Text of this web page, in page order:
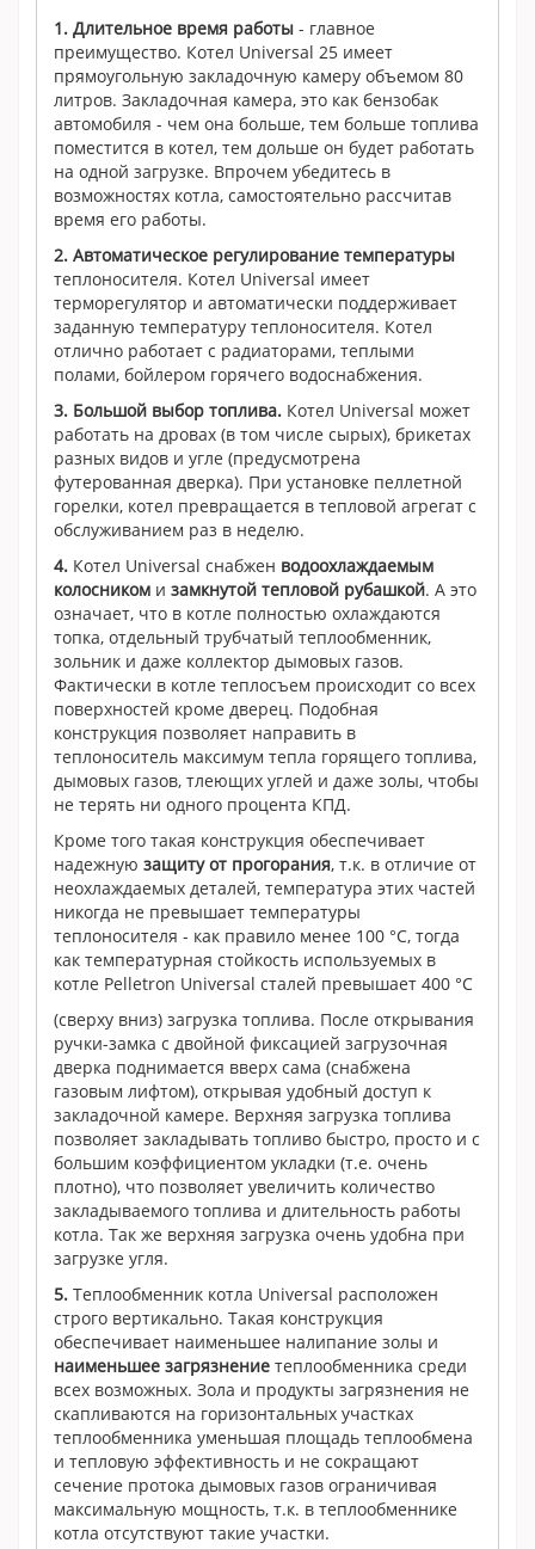
1. Длительное время работы - главное
преимущество. Котел Universal 25 имеет
прямоугольную закладочную камеру объемом 80
литров. Закладочная камера, это как бензобак
автомобиля - чем она больше, тем больше топлива
поместится в котел, тем дольше он будет работать
на одной загрузке. Впрочем убедитесь в
возможностях котла, самостоятельно рассчитав
время его работы.
2. Автоматическое регулирование температуры
теплоносителя. Котел Universal имеет
терморегулятор и автоматически поддерживает
заданную температуру теплоносителя. Котел
отлично работает с радиаторами, теплыми
полами, бойлером горячего водоснабжения.
3. Большой выбор топлива. Котел Universal может
работать на дровах (в том числе сырых), брикетах
разных видов и угле (предусмотрена
футерованная дверка). При установке пеллетной
горелки, котел превращается в тепловой агрегат с
обслуживанием раз в неделю.
4. Котел Universal снабжен водоохлаждаемым
колосником и замкнутой тепловой рубашкой. А это
означает, что в котле полностью охлаждаются
топка, отдельный трубчатый теплообменник,
зольник и даже коллектор дымовых газов.
Фактически в котле теплосъем происходит со всех
поверхностей кроме дверец. Подобная
конструкция позволяет направить в
теплоноситель максимум тепла горящего топлива,
дымовых газов, тлеющих углей и даже золы, чтобы
не терять ни одного процента КПД.
Кроме того такая конструкция обеспечивает
надежную защиту от прогорания, т.к. в отличие от
неохлаждаемых деталей, температура этих частей
никогда не превышает температуры
теплоносителя - как правило менее 100 °С, тогда
как температурная стойкость используемых в
котле Pelletron Universal сталей превышает 400 °С
(сверху вниз) загрузка топлива. После открывания
ручки-замка с двойной фиксацией загрузочная
дверка поднимается вверх сама (снабжена
газовым лифтом), открывая удобный доступ к
закладочной камере. Верхняя загрузка топлива
позволяет закладывать топливо быстро, просто и с
большим коэффициентом укладки (т.е. очень
плотно), что позволяет увеличить количество
закладываемого топлива и длительность работы
котла. Так же верхняя загрузка очень удобна при
загрузке угля.
5. Теплообменник котла Universal расположен
строго вертикально. Такая конструкция
обеспечивает наименьшее налипание золы и
наименьшее загрязнение теплообменника среди
всех возможных. Зола и продукты загрязнения не
скапливаются на горизонтальных участках
теплообменника уменьшая площадь теплообмена
и тепловую эффективность и не сокращают
сечение протока дымовых газов ограничивая
максимальную мощность, т.к. в теплообменнике
котла отсутствуют такие участки.